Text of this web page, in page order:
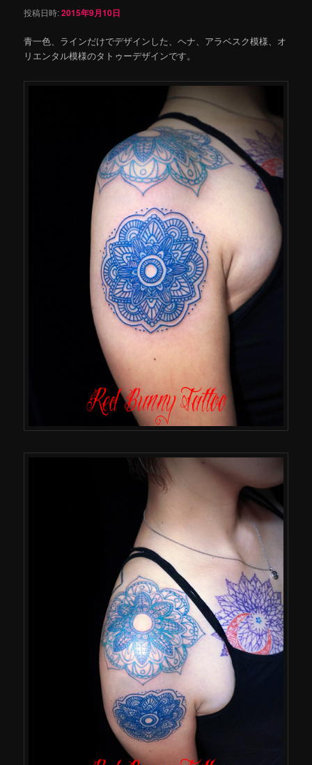
投稿日時:2015年9月10日
青一色、ラインだけでデザインした、ヘナ、アラベスク模様、オ
リエンタル模様のタトゥーデザインです。